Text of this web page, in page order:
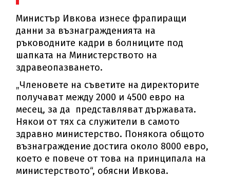
Министър Ивкова изнесе фрапиращи
данни за възнагражденията на
ръководните кадри в болниците под
шапката на Министерството на
здравеопазването.
„Членовете на съветите на директорите
получават между 2000 и 4500 евро на
месец, за да представляват държавата.
Някои от тях са служители в самото
здравно министерство. Понякога общото
възнаграждение достига около 8000 евро,
което е повече от това на принципала на
министерството“, обясни Ивкова.